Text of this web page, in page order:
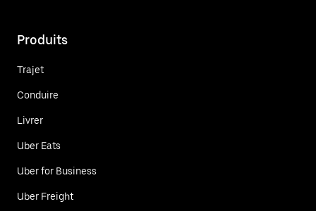
Produits
Trajet
Conduire
Livrer
Uber Eats
Uber for Business
Uber Freight